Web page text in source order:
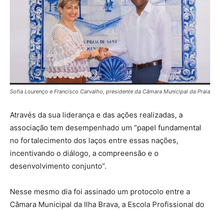
Sofia Lourenço e Francisco Carvalho, presidente da Câmara Municipal da Praia
Através da sua liderança e das ações realizadas, a
associação tem desempenhado um “papel fundamental
no fortalecimento dos laços entre essas nações,
incentivando o diálogo, a compreensão e o
desenvolvimento conjunto”.
Nesse mesmo dia foi assinado um protocolo entre a
Câmara Municipal da Ilha Brava, a Escola Profissional do